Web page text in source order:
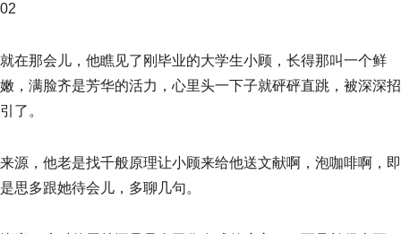
02
就在那会儿，他瞧见了刚毕业的大学生小顾，长得那叫一个鲜
嫩，满脸齐是芳华的活力，心里头一下子就砰砰直跳，被深深招
引了。
来源，他老是找千般原理让小顾来给他送文献啊，泡咖啡啊，即
是思多跟她待会儿，多聊几句。